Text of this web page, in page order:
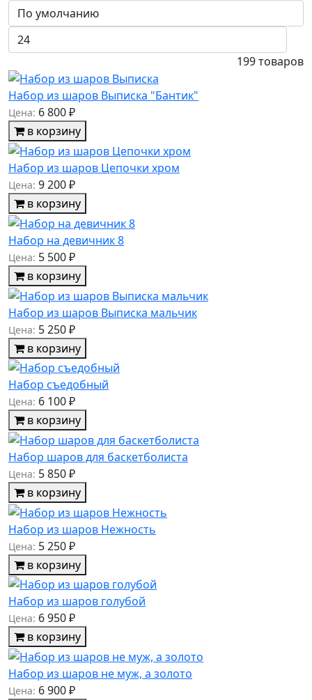
199товаров
Набор из шаров Выписка "Бантик"
Цена: 6 800 ₽
в корзину
Набор из шаров Цепочки хром
Цена: 9 200 ₽
в корзину
Набор на девичник 8
Цена: 5 500 ₽
в корзину
Набор из шаров Выписка мальчик
Цена: 5 250 ₽
в корзину
Набор съедобный
Цена: 6 100 ₽
в корзину
Набор шаров для баскетболиста
Цена: 5 850 ₽
в корзину
Набор из шаров Нежность
Цена: 5 250 ₽
в корзину
Набор из шаров голубой
Цена: 6 950 ₽
в корзину
Набор из шаров не муж, а золото
Цена: 6 900 ₽